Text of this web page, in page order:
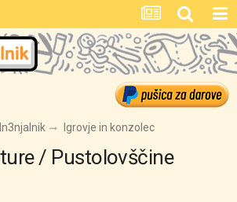
Igrovje in konzolec
/ Pustolovščine